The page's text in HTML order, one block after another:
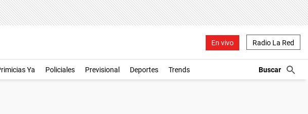
En vivo Radio La Red
Ya Policiales Previsional Deportes Trends